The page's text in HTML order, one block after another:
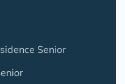
Senior